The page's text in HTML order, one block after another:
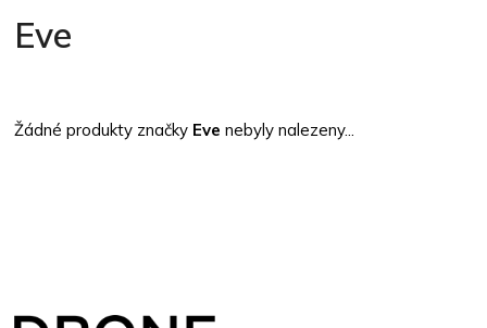
Eve
Žádné produkty značky Eve nebyly nalezeny...